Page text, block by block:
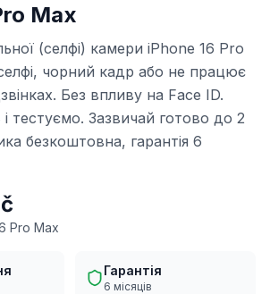
Max
(селфі) камери iPhone 16 Pro
чорний кадр або не працює
Без впливу на Face ID.
тестуємо. Зазвичай готово до 2
безкоштовна, гарантія 6
Pro Max
Гарантія
6 місяців